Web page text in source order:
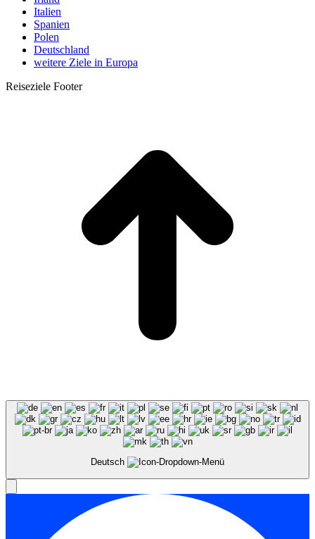
Italien
Spanien
Polen
Deutschland
weitere Ziele in Europa
Reiseziele Footer
Deutsch